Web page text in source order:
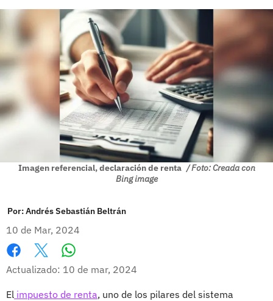
Imagen referencial, declaración de renta / Foto: Creada con
Bing image
Por:Andrés Sebastián Beltrán
10 de Mar, 2024
Facebook
X
Actualizado: 10 de mar, 2024
El impuesto de renta, uno de los pilares del sistema